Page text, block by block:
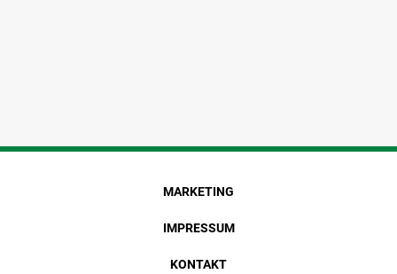
MARKETING
IMPRESSUM
KONTAKT